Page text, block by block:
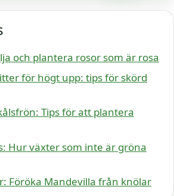
och plantera rosor som är rosa
för högt upp: tips för skörd
Tips för att plantera
Hur växter som inte är gröna
Föröka Mandevilla från knölar